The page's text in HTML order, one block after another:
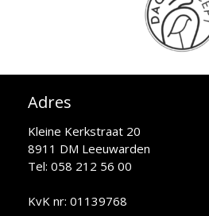
Adres
Kleine Kerkstraat 20
8911 DM Leeuwarden
Tel: 058 212 56 00
KvK nr: 01139768